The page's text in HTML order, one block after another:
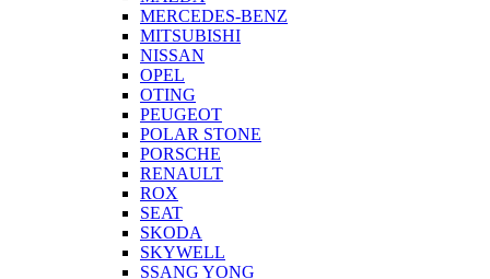
MERCEDES-BENZ
MITSUBISHI
NISSAN
OPEL
OTING
PEUGEOT
POLAR STONE
PORSCHE
RENAULT
ROX
SEAT
SKODA
SKYWELL
SSANG YONG